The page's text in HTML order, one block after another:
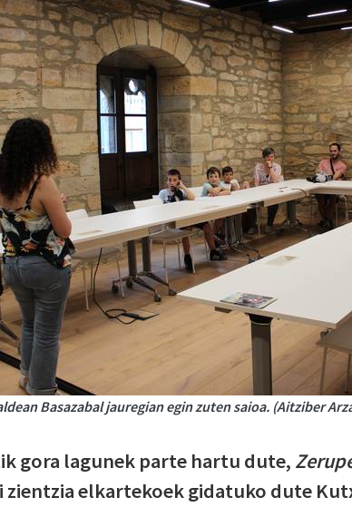
Basazabal jauregian egin zuten saioa. (Aitziber
gora lagunek parte hartu dute,
zientzia elkartekoek gidatuko dute